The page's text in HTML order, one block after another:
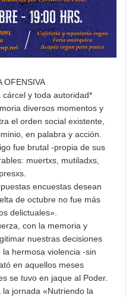
OFENSIVA
y toda autoridad*
diversos momentos y
el orden social existente,
en palabra y acción.
fue brutal -propia de sus
muertxs, mutiladxs,
encuestas desean
de octubre no fue más
delictuales».
con la memoria y
nuestras decisiones
hermosa violencia -sin
en aquellos meses
se tuvo en jaque al Poder.
la jornada «Nutriendo la